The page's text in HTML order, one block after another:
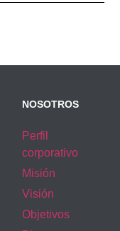
NOSOTROS
Perfil
corporativo
Misión
Visión
Objetivos